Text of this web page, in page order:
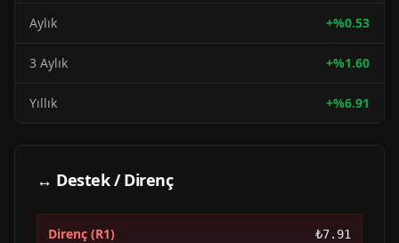
Aylık +%0.53
3 Aylık +%1.60
Yıllık +%6.91
↔ Destek / Direnç
Direnç (R1) ₺7.91